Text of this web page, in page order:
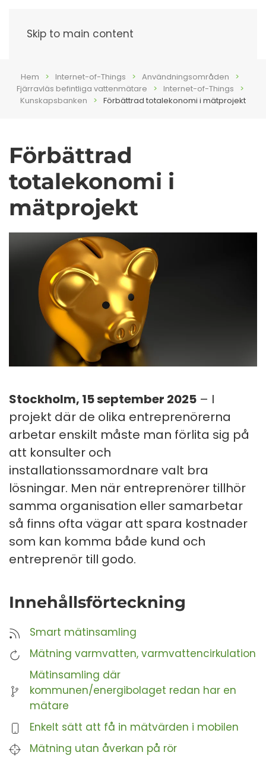
Skip to main content
Hem Internet-of-Things
Användningsområden
Fjärravläs befintliga vattenmätare
Internet-of-Things
Kunskapsbanken
Förbättrad totalekonomi i mätprojekt
Förbättrad
totalekonomi i
mätprojekt
Stockholm, 15 september 2025 – I
projekt där de olika entreprenörerna
arbetar enskilt måste man förlita sig på
att konsulter och
installationssamordnare valt bra
lösningar. Men när entreprenörer tillhör
samma organisation eller samarbetar
så finns ofta vägar att spara kostnader
som kan komma både kund och
entreprenör till godo.
Innehållsförteckning
Smart mätinsamling
Mätning varmvatten, varmvattencirkulation
Mätinsamling där
kommunen/energibolaget redan har en
mätare
Enkelt sätt att få in mätvärden i mobilen
Mätning utan åverkan på rör